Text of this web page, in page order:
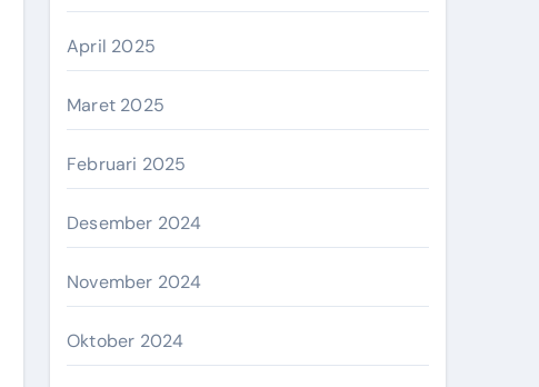
April 2025
Maret 2025
Februari 2025
Desember 2024
November 2024
Oktober 2024